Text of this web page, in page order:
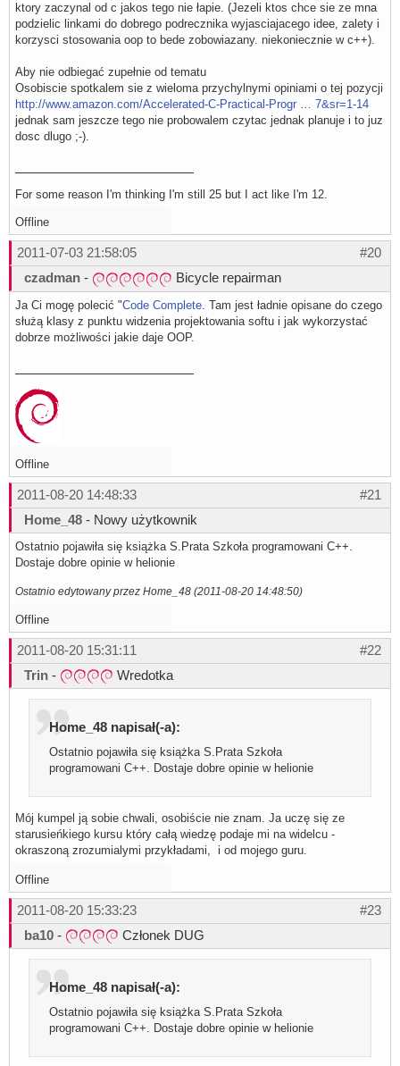
ktory zaczynal od c jakos tego nie łapie. (Jezeli ktos chce sie ze mna
podzielic linkami do dobrego podrecznika wyjasciajacego idee, zalety i
korzysci stosowania oop to bede zobowiazany. niekoniecznie w c++).
Aby nie odbiegać zupełnie od tematu
Osobiscie spotkalem sie z wieloma przychylnymi opiniami o tej pozycji
http://www.amazon.com/Accelerated-C-Practical-Progr … 7&sr=1-14
jednak sam jeszcze tego nie probowalem czytac jednak planuje i to juz
dosc dlugo ;-).
For some reason I'm thinking I'm still 25 but I act like I'm 12.
Offline
#20
2011-07-03 21:58:05
czadman - Bicycle repairman
Ja Ci mogę polecić "Code Complete . Tam jest ładnie opisane do czego
służą klasy z punktu widzenia projektowania softu i jak wykorzystać
dobrze możliwości jakie daje OOP.
Offline
#21
2011-08-20 14:48:33
Home_48 - Nowy użytkownik
Ostatnio pojawiła się książka S.Prata Szkoła programowani C++.
Dostaje dobre opinie w helionie
Ostatnio edytowany przez Home_48 (2011-08-20 14:48:50)
Offline
#22
2011-08-20 15:31:11
Trin - Wredotka
Home_48 napisał(-a):
Ostatnio pojawiła się książka S.Prata Szkoła
programowani C++. Dostaje dobre opinie w helionie
Mój kumpel ją sobie chwali, osobiście nie znam. Ja uczę się ze
starusieńkiego kursu który całą wiedzę podaje mi na widelcu -
okraszoną zrozumialymi przykładami, i od mojego guru.
Offline
#23
2011-08-20 15:33:23
ba10 - Członek DUG
Home_48 napisał(-a):
Ostatnio pojawiła się książka S.Prata Szkoła
programowani C++. Dostaje dobre opinie w helionie